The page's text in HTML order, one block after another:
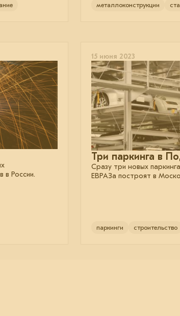
металлоконструкции
в России.
15 июня 2023
Три паркинга в
Сразу три новых
ЕВРАЗа построят в
паркинги строительство